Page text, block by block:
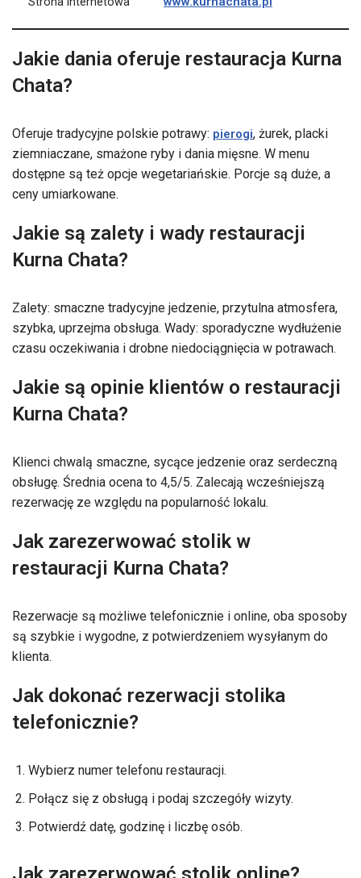
Jakie dania oferuje restauracja Kurna
Chata?
Oferuje tradycyjne polskie potrawy: pierogi, żurek, placki
ziemniaczane, smażone ryby i dania mięsne. W menu
dostępne są też opcje wegetariańskie. Porcje są duże, a
ceny umiarkowane.
Jakie są zalety i wady restauracji
Kurna Chata?
Zalety: smaczne tradycyjne jedzenie, przytulna atmosfera,
szybka, uprzejma obsługa. Wady: sporadyczne wydłużenie
czasu oczekiwania i drobne niedociągnięcia w potrawach.
Jakie są opinie klientów o restauracji
Kurna Chata?
Klienci chwalą smaczne, sycące jedzenie oraz serdeczną
obsługę. Średnia ocena to 4,5/5. Zalecają wcześniejszą
rezerwację ze względu na popularność lokalu.
Jak zarezerwować stolik w
restauracji Kurna Chata?
Rezerwacje są możliwe telefonicznie i online, oba sposoby
są szybkie i wygodne, z potwierdzeniem wysyłanym do
klienta.
Jak dokonać rezerwacji stolika
telefonicznie?
Wybierz numer telefonu restauracji.
Połącz się z obsługą i podaj szczegóły wizyty.
Potwierdź datę, godzinę i liczbę osób.